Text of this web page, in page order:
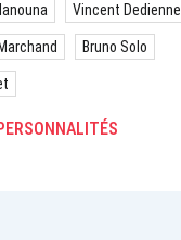
Vincent Dedienne
Bruno Solo